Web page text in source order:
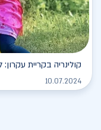
קולינריה בקריית
10.07.2024